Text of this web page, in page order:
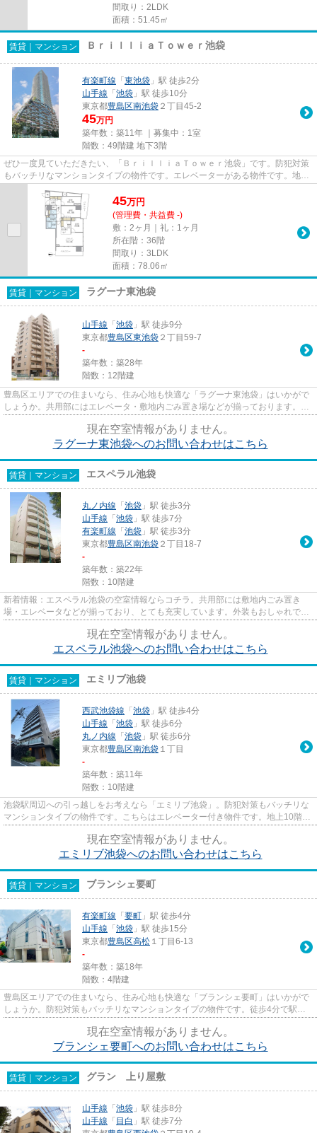
間取り：2LDK
面積：51.45㎡
賃貸｜マンション ＢｒｉｌｌｉａＴｏｗｅｒ池袋
有楽町線 「 東池袋 」駅 徒歩2分
山手線 「 池袋 」駅 徒歩10分
東京都豊島区南池袋 ２丁目45-2
45万円
築年数：築11年 ｜募集中： 1室
階数：49階建 地下3階
ぜひ一度見ていただきたい、「ＢｒｉｌｌｉａＴｏｗｅｒ池袋」です。防犯対策
もバッチリなマンションタイプの物件です。エレベーターがある物件です。地上
45万円
(管理費・共益費 -)
敷：2ヶ月｜礼：1ヶ月
所在階：36階
間取り：3LDK
面積：78.06㎡
賃貸｜マンション ラグーナ東池袋
山手線 「 池袋 」駅 徒歩9分
東京都豊島区東池袋 ２丁目59-7
-
築年数：築28年
階数：12階建
豊島区エリアでの住まいなら、住み心地も快適な「ラグーナ東池袋」はいかがで
しょうか。共用部にはエレベータ・敷地内ごみ置き場などが揃っております。共
現在空室情報がありません。
ラグーナ東池袋へのお問い合わせはこちら
賃貸｜マンション エスペラル池袋
丸ノ内線 「 池袋 」駅 徒歩3分
山手線 「 池袋 」駅 徒歩7分
有楽町線 「 池袋 」駅 徒歩3分
東京都豊島区南池袋 ２丁目18-7
-
築年数：築22年
階数：10階建
新着情報：エスペラル池袋の空室情報ならコチラ。共用部には敷地内ごみ置き
場・エレベータなどが揃っており、とても充実しています。外装もおしゃれで快
現在空室情報がありません。
エスペラル池袋へのお問い合わせはこちら
賃貸｜マンション エミリブ池袋
西武池袋線 「 池袋 」駅 徒歩4分
山手線 「 池袋 」駅 徒歩6分
丸ノ内線 「 池袋 」駅 徒歩6分
東京都豊島区南池袋 １丁目
-
築年数：築11年
階数：10階建
池袋駅周辺への引っ越しをお考えなら「エミリブ池袋」。防犯対策もバッチリな
マンションタイプの物件です。こちらはエレベーター付き物件です。地上10階建
現在空室情報がありません。
エミリブ池袋へのお問い合わせはこちら
賃貸｜マンション ブランシェ要町
有楽町線 「 要町 」駅 徒歩4分
山手線 「 池袋 」駅 徒歩15分
東京都豊島区高松 １丁目6-13
-
築年数：築18年
階数：4階建
豊島区エリアでの住まいなら、住み心地も快適な「ブランシェ要町」はいかがで
しょうか。防犯対策もバッチリなマンションタイプの物件です。徒歩4分で駅に
現在空室情報がありません。
ブランシェ要町へのお問い合わせはこちら
賃貸｜マンション グラン 上り屋敷
山手線 「 池袋 」駅 徒歩8分
山手線 「 目白 」駅 徒歩7分